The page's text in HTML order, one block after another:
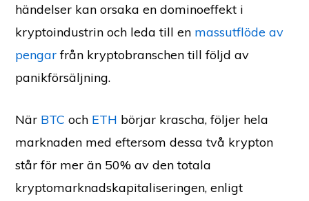
händelser kan orsaka en dominoeffekt i
kryptoindustrin och leda till en massutflöde av
pengarfrån kryptobranschen till följd av
panikförsäljning.
När BTC och ETH börjar krascha, följer hela
marknaden med eftersom dessa två krypton
står för mer än 50% av den totala
kryptomarknadskapitaliseringen, enligt